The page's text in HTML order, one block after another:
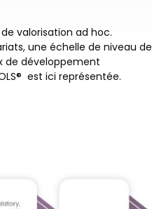
valorisation ad hoc.
une échelle de niveau de
de développement
est ici représentée.